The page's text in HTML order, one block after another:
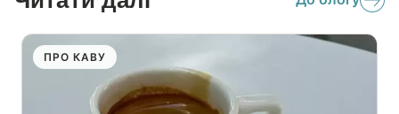
ПРО КАВУ